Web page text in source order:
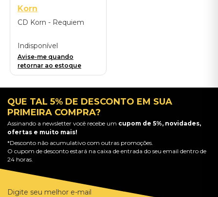
Korn
CD Korn - Requiem
Indisponível
Avise-me quando
retornar ao estoque
QUE TAL 5% DE DESCONTO EM SUA
PRIMEIRA COMPRA?
Assinando a newsletter você recebe um cupom de 5%, novidades,
ofertas e muito mais!
*Desconto não acumulativo com outras promoções.
O cupom de desconto estará na caixa de entrada do seu email dentro de
24 horas.
Digite seu melhor e-mail